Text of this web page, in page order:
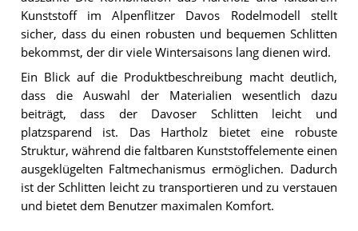
Kunststoff im Alpenflitzer Davos Rodelmodell stellt
sicher, dass du einen robusten und bequemen Schlitten
bekommst, der dir viele Wintersaisons lang dienen wird.
Ein Blick auf die Produktbeschreibung macht deutlich,
dass die Auswahl der Materialien wesentlich dazu
beiträgt, dass der Davoser Schlitten leicht und
platzsparend ist. Das Hartholz bietet eine robuste
Struktur, während die faltbaren Kunststoffelemente einen
ausgeklügelten Faltmechanismus ermöglichen. Dadurch
ist der Schlitten leicht zu transportieren und zu verstauen
und bietet dem Benutzer maximalen Komfort.